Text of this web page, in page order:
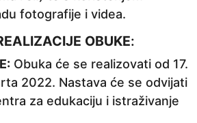
fotografije i videa.
OBUKE:
Obuka će se realizovati od 17.
2022. Nastava će se odvijati
za edukaciju i istraživanje